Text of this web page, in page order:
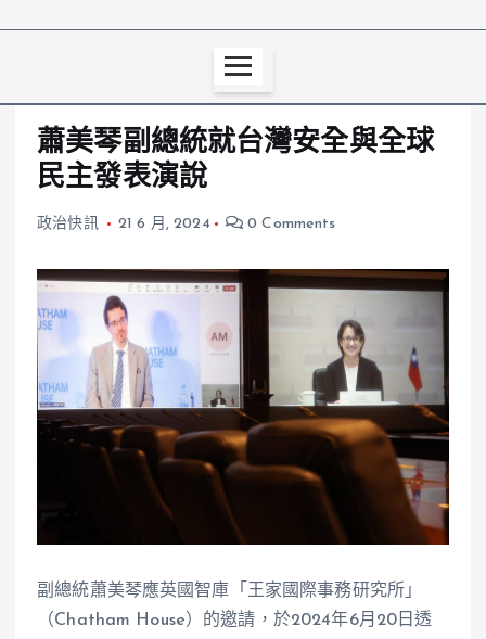
蕭美琴副總統就台灣安全與全球
民主發表演說
政治快訊 21 6 月, 2024 0 Comments
副總統蕭美琴應英國智庫「王家國際事務研究所」
（Chatham House）的邀請，於2024年6月20日透